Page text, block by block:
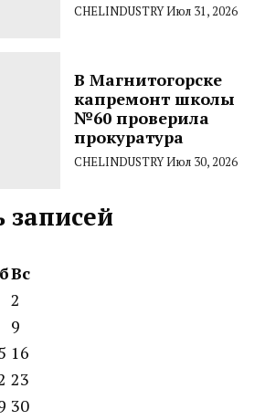
CHELINDUSTRYИюл 31, 2026
В Магнитогорске
капремонт школы
№60 проверила
прокуратура
CHELINDUSTRYИюл 30, 2026
записей
Вс
2
9
16
23
30